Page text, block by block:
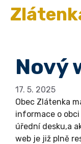
Přeskočit
Nový
17. 5. 2025
Obec Zlátenka
informace o
úřední desku,a
web je již plně